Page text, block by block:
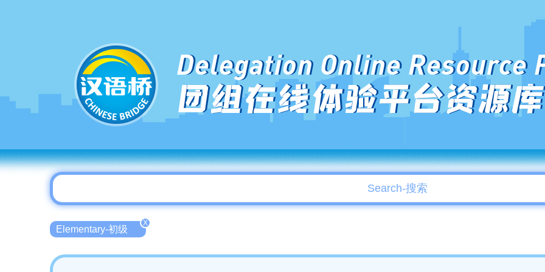
Delegation Online Resource
团组在线体验平台资源库
Elementary-初级
X